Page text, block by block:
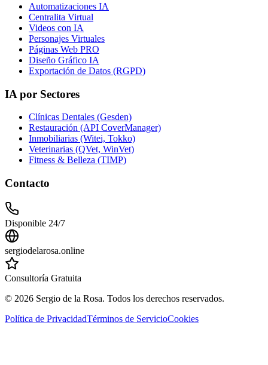
Automatizaciones IA
Centralita Virtual
Videos con IA
Personajes Virtuales
Páginas Web PRO
Diseño Gráfico IA
Exportación de Datos (RGPD)
IA por Sectores
Clínicas Dentales (Gesden)
Restauración (API CoverManager)
Inmobiliarias (Witei, Tokko)
Veterinarias (QVet, WinVet)
Fitness & Belleza (TIMP)
Contacto
Disponible 24/7
sergiodelarosa.online
Consultoría Gratuita
© 2026 Sergio de la Rosa. Todos los derechos reservados.
Política de PrivacidadTérminos de ServicioCookies